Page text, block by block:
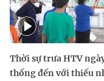
Thời sự trưa HTV
thống đến với thiếu